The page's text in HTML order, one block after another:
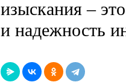
изыскания –
и надежность